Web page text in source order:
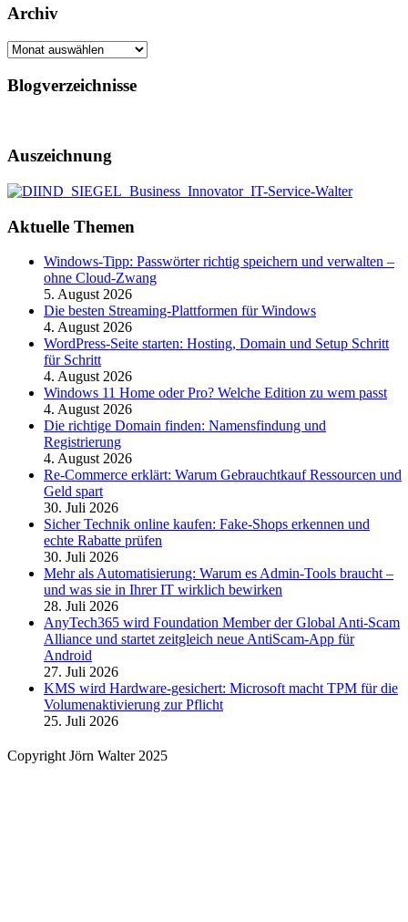
Archiv
Archiv
Blogverzeichnisse
Auszeichnung
Aktuelle Themen
Windows-Tipp: Passwörter richtig speichern und verwalten –
ohne Cloud-Zwang
5. August 2026
Die besten Streaming-Plattformen für Windows
4. August 2026
WordPress-Seite starten: Hosting, Domain und Setup Schritt
für Schritt
4. August 2026
Windows 11 Home oder Pro? Welche Edition zu wem passt
4. August 2026
Die richtige Domain finden: Namensfindung und
Registrierung
4. August 2026
Re-Commerce erklärt: Warum Gebrauchtkauf Ressourcen und
Geld spart
30. Juli 2026
Sicher Technik online kaufen: Fake-Shops erkennen und
echte Rabatte prüfen
30. Juli 2026
Mehr als Automatisierung: Warum es Admin-Tools braucht –
und was sie in Ihrer IT wirklich bewirken
28. Juli 2026
AnyTech365 wird Foundation Member der Global Anti-Scam
Alliance und startet zeitgleich neue AntiScam-App für
Android
27. Juli 2026
KMS wird Hardware-gesichert: Microsoft macht TPM für die
Volumenaktivierung zur Pflicht
25. Juli 2026
Copyright Jörn Walter 2025